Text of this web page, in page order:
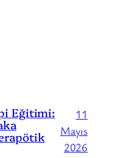
Eğitimi:
11
Mayıs
2026